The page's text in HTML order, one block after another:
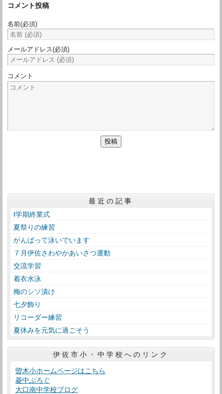
コメント投稿
名前(必須)
メールアドレス(必須)
コメント
最近の記事
Ⅰ学期終業式
夏祭りの練習
がんばって泳いでいます
７月伊佐さわやかあいさつ運動
交流学習
着衣水泳
梅のシソ漬け
七夕飾り
リコーダー練習
夏休みを元気に過ごそう
伊佐市小・中学校へのリンク
曽木小ホームページはこちら
菱中ぶろぐ
大口南中学校ブログ